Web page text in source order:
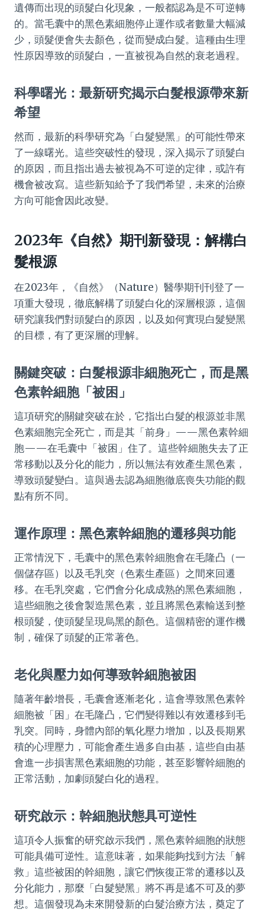
遺傳而出現的頭髮白化現象，一般都認為是不可逆轉
的。當毛囊中的黑色素細胞停止運作或者數量大幅減
少，頭髮便會失去顏色，從而變成白髮。這種由生理
性原因導致的頭髮白，一直被視為自然的衰老過程。
科學曙光：最新研究揭示白髮根源帶來新
希望
然而，最新的科學研究為「白髮變黑」的可能性帶來
了一線曙光。這些突破性的發現，深入揭示了頭髮白
的原因，而且指出過去被視為不可逆的定律，或許有
機會被改寫。這些新知給予了我們希望，未來的治療
方向可能會因此改變。
2023年《自然》期刊新發現：解構白
髮根源
在2023年，《自然》（Nature）醫學期刊刊登了一
項重大發現，徹底解構了頭髮白化的深層根源，這個
研究讓我們對頭髮白的原因，以及如何實現白髮變黑
的目標，有了更深層的理解。
關鍵突破：白髮根源非細胞死亡，而是黑
色素幹細胞「被困」
這項研究的關鍵突破在於，它指出白髮的根源並非黑
色素細胞完全死亡，而是其「前身」——黑色素幹細
胞——在毛囊中「被困」住了。這些幹細胞失去了正
常移動以及分化的能力，所以無法有效產生黑色素，
導致頭髮變白。這與過去認為細胞徹底喪失功能的觀
點有所不同。
運作原理：黑色素幹細胞的遷移與功能
正常情況下，毛囊中的黑色素幹細胞會在毛隆凸（一
個儲存區）以及毛乳突（色素生產區）之間來回遷
移。在毛乳突處，它們會分化成成熟的黑色素細胞，
這些細胞之後會製造黑色素，並且將黑色素輸送到整
根頭髮，使頭髮呈現烏黑的顏色。這個精密的運作機
制，確保了頭髮的正常著色。
老化與壓力如何導致幹細胞被困
隨著年齡增長，毛囊會逐漸老化，這會導致黑色素幹
細胞被「困」在毛隆凸，它們變得難以有效遷移到毛
乳突。同時，身體內部的氧化壓力增加，以及長期累
積的心理壓力，可能會產生過多自由基，這些自由基
會進一步損害黑色素細胞的功能，甚至影響幹細胞的
正常活動，加劇頭髮白化的過程。
研究啟示：幹細胞狀態具可逆性
這項令人振奮的研究啟示我們，黑色素幹細胞的狀態
可能具備可逆性。這意味著，如果能夠找到方法「解
救」這些被困的幹細胞，讓它們恢復正常的遷移以及
分化能力，那麼「白髮變黑」將不再是遙不可及的夢
想。這個發現為未來開發新的白髮治療方法，奠定了